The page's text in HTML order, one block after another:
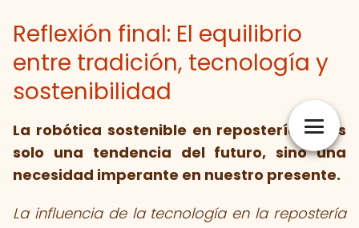
Reflexión final: El equilibrio
entre tradición, tecnología y
sostenibilidad
La robótica sostenible en repostería
no es
solo una tendencia del futuro, sino una
necesidad imperante en nuestro presente.
La influencia de la tecnología en la repostería